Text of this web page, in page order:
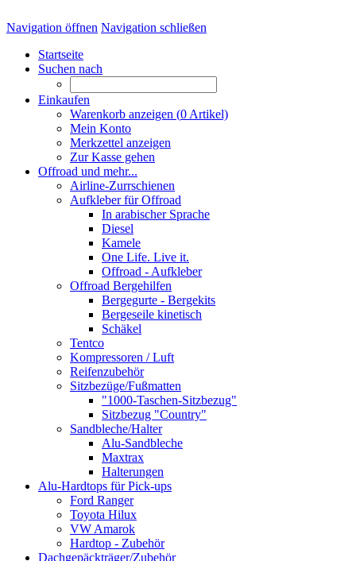
Navigation öffnen Navigation schließen
Startseite
Suchen nach
Einkaufen
Warenkorb anzeigen (0 Artikel)
Mein Konto
Merkzettel anzeigen
Zur Kasse gehen
Offroad und mehr...
Airline-Zurrschienen
Aufkleber für Offroad
In arabischer Sprache
Diesel
Kamele
One Life. Live it.
Offroad - Aufkleber
Offroad Bergehilfen
Bergegurte - Bergekits
Bergeseile kinetisch
Schäkel
Tentco
Kompressoren / Luft
Reifenzubehör
Sitzbezüge/Fußmatten
"1000-Taschen-Sitzbezug"
Sitzbezug "Country"
Sandbleche/Halter
Alu-Sandbleche
Maxtrax
Halterungen
Alu-Hardtops für Pick-ups
Ford Ranger
Toyota Hilux
VW Amarok
Hardtop - Zubehör
Dachgepäckträger/Zubehör